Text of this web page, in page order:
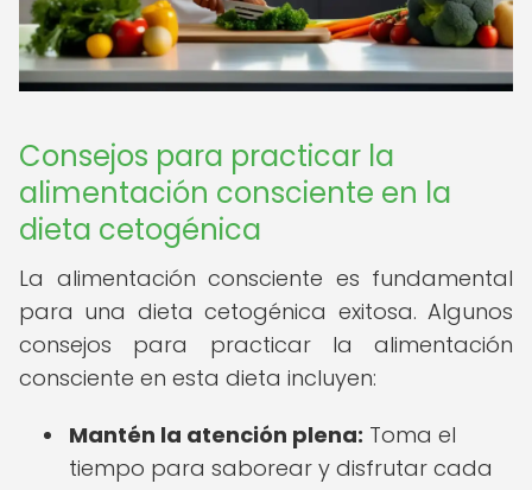
Consejos para practicar la
alimentación consciente en la
dieta cetogénica
La alimentación consciente es fundamental
para una dieta cetogénica exitosa. Algunos
consejos para practicar la alimentación
consciente en esta dieta incluyen:
Mantén la atención plena: Toma el
tiempo para saborear y disfrutar cada